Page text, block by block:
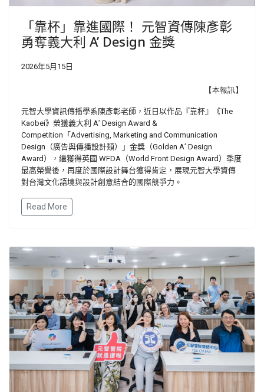
「靠杯」靠進國際！ 元智資傳陳彥彰
勇奪義大利 A’ Design 金獎
2026年5月15日
【本報訊】
元智大學資訊傳播學系陳彥彰老師，近日以作品『靠杯』《The
Kaobei》榮獲義大利 A’ Design Award &
Competition 「 Advertising, Marketing and Communication
Design （廣告與傳播設計類）」金獎（Golden A’ Design
Award ），繼獲得英國 WFDA （World Front Design Award ）季度
最高榮譽後，再度於國際設計舞台獲得肯定，展現元智大學資傳
對台灣文化語境與設計創意結合的國際競爭力。
Read More